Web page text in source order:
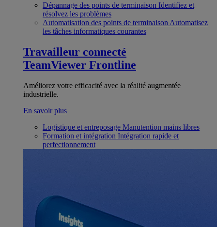
Dépannage des points de terminaison Identifiez et
résolvez les problèmes
Automatisation des points de terminaison Automatisez
les tâches informatiques courantes
Travailleur connecté
TeamViewer Frontline
Améliorez votre efficacité avec la réalité augmentée
industrielle.
En savoir plus
Logistique et entreposage Manutention mains libres
Formation et intégration Intégration rapide et
perfectionnement